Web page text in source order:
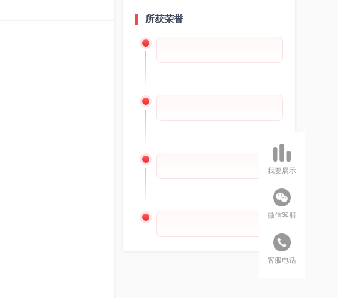
所获荣誉
我要展示
微信客服
客服电话